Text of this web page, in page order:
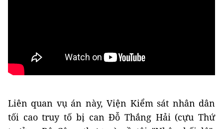
Liên quan vụ án này, Viện Kiểm sát nhân dân
tối cao truy tố bị can Đỗ Thắng Hải (cựu Thứ